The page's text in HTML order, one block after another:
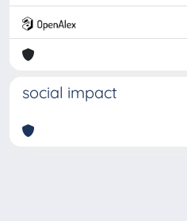
social impact